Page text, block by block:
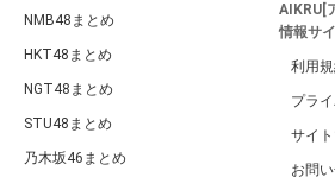
NMB48まとめ
HKT48まとめ
NGT48まとめ
STU48まとめ
乃木坂46まとめ
AIKRU[
情報サ
利用
プラ
サイ
お問